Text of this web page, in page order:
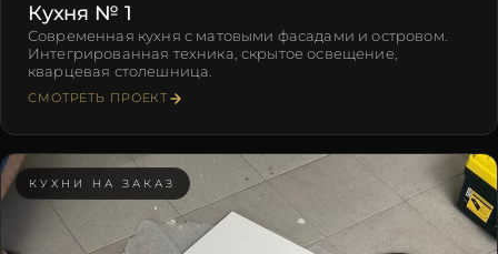
Кухня № 1
Современная кухня с матовыми фасадами и островом.
Интегрированная техника, скрытое освещение,
кварцевая столешница.
СМОТРЕТЬ ПРОЕКТ
КУХНИ НА ЗАКАЗ